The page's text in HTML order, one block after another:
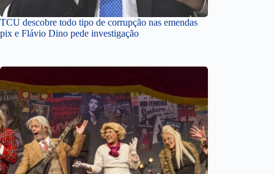
TCU descobre todo tipo de corrupção nas emendas
pix e Flávio Dino pede investigação